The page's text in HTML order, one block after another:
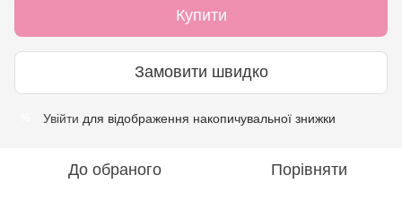
Купити
Замовити швидко
Увійти для відображення накопичувальної знижки
До обраного Порівняти